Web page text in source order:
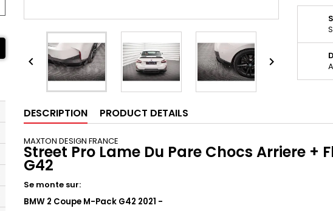
 
DESCRIPTION PRODUCT DETAILS
MAXTON DESIGN FRANCE
Street Pro Lame Du Pare Chocs Arriere +
G42
Se monte sur:
BMW 2 Coupe M-Pack G42 2021 -